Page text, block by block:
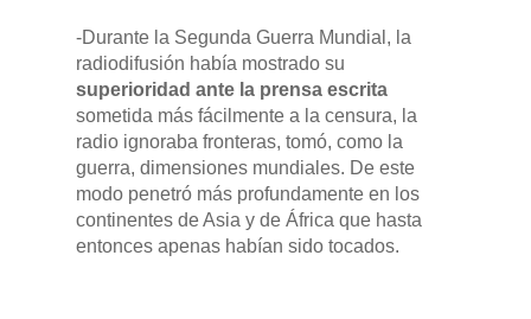
-Durante la Segunda Guerra Mundial, la
radiodifusión había mostrado su
superioridad ante la prensa escrita
sometida más fácilmente a la censura, la
radio ignoraba fronteras, tomó, como la
guerra, dimensiones mundiales. De este
modo penetró más profundamente en los
continentes de Asia y de África que hasta
entonces apenas habían sido tocados.